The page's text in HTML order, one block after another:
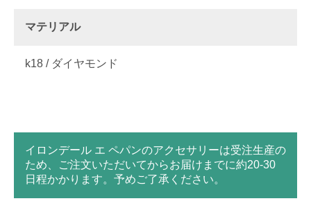
マテリアル
k18 / ダイヤモンド
イロンデール エ ペパンのアクセサリーは受注生産の
ため、ご注文いただいてからお届けまでに約20-30
日程かかります。予めご了承ください。